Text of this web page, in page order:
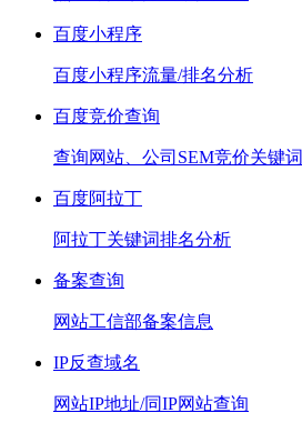
百度小程序
百度小程序流量/排名分析
百度竞价查询
查询网站、公司SEM竞价关键词
百度阿拉丁
阿拉丁关键词排名分析
备案查询
网站工信部备案信息
IP反查域名
网站IP地址/同IP网站查询